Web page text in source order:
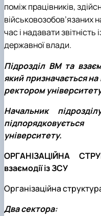
поміж працівників,
військовозобов’язаних
час і надавати
державної влади.
Підрозділ ВМ та
який призначається на
ректором
Начальник
університету.
ОРГАНІЗАЦІЙНА
взаємодії із ЗСУ
Організаційна
Два сектора: